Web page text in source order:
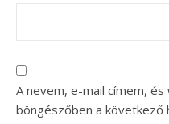
A nevem, e-mail címem,
böngészőben a következő